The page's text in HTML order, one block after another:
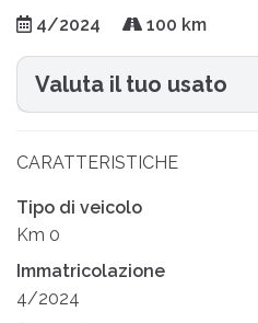
4/2024 100 km
Valuta il tuo usato
CARATTERISTICHE
Tipo di veicolo
Km 0
Immatricolazione
4/2024